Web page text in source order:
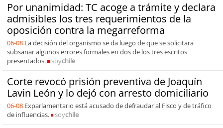
Por unanimidad: TC acoge a trámite y declara
admisibles los tres requerimientos de la
oposición contra la megarreforma
06-08 La decisión del organismo se da luego de que se solicitara
subsanar algunos errores formales en dos de los tres escritos
presentados.
soychile
Corte revocó prisión preventiva de Joaquín
Lavin León y lo dejó con arresto domiciliario
06-08 Exparlamentario está acusado de defraudar al Fisco y de tráfico
de influencias.
soychile